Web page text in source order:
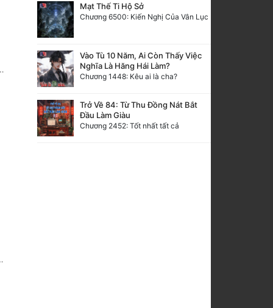
Mạt Thế Ti Hộ Sở
Chương 6500: Kiến Nghị Của Vân Lục
Vào Tù 10 Năm, Ai Còn Thấy Việc
Nghĩa Là Hăng Hái Làm?
Chương 1448: Kêu ai là cha?
Trở Về 84: Từ Thu Đồng Nát Bắt
Đầu Làm Giàu
Chương 2452: Tốt nhất tất cả